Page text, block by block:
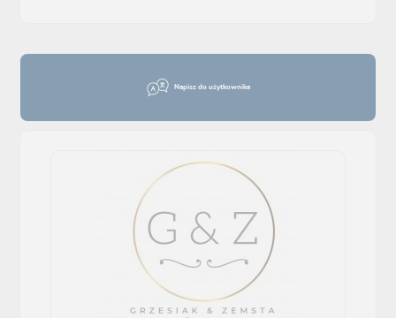
Napisz do użytkownika